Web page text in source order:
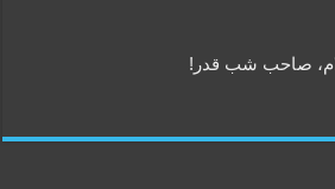
صاحب شب قدر!